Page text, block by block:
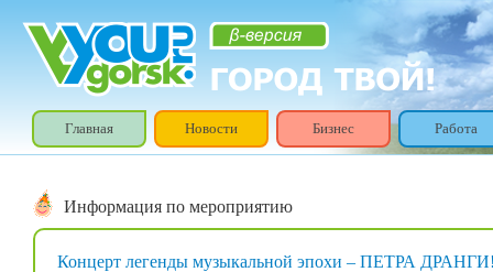
Главная Новости Бизнес Работа
Информация по мероприятию
Концерт легенды музыкальной эпохи – ПЕТРА